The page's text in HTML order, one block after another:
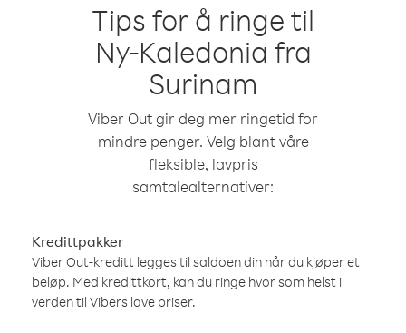
Tips for å ringe til
Ny-Kaledonia fra
Surinam
Viber Out gir deg mer ringetid for
mindre penger. Velg blant våre
fleksible, lavpris
samtalealternativer:
Kredittpakker
Viber Out-kreditt legges til saldoen din når du kjøper et
beløp. Med kredittkort, kan du ringe hvor som helst i
verden til Vibers lave priser.